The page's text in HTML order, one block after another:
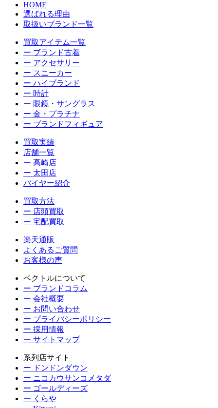
HOME
選ばれる理由
取扱いブランド一覧
買取アイテム一覧
ー ブランド古着
ー アクセサリー
ー スニーカー
ー ハイブランド
ー 時計
ー 眼鏡・サングラス
ー 金・プラチナ
ー ブランドフィギュア
買取実績
店舗一覧
ー 高崎店
ー 太田店
バイヤー紹介
買取方法
ー 店頭買取
ー 宅配買取
楽天通販
よくあるご質問
お客様の声
ベクトルについて
ー ブランドコラム
ー 会社概要
ー お問い合わせ
ー プライバシーポリシー
ー 採用情報
ー サイトマップ
系列店サイト
ー ドンドンダウン
ー ニコカウサンコメタダ
ー ゴールディーズ
ー くらや